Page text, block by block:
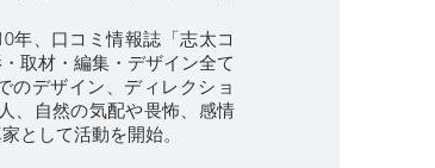
年、口コミ情報誌「志太コ
取材・編集・デザイン全て
のデザイン、ディレクショ
、自然の気配や畏怖、感情
として活動を開始。